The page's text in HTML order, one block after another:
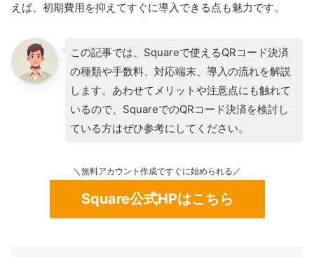
えば、初期費用を抑えてすぐに導入できる点も魅力です。
この記事では、Squareで使えるQRコード決済
の種類や手数料、対応端末、導入の流れを解説
します。あわせてメリットや注意点にも触れて
いるので、SquareでのQRコード決済を検討し
ている方はぜひ参考にしてください。
＼無料アカウント作成ですぐに始められる／
Square公式HPはこちら